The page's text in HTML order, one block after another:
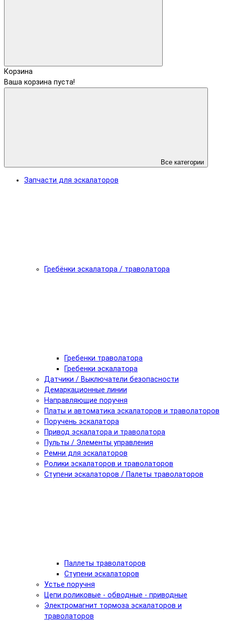
Корзина
Ваша корзина пуста!
Все категории
Запчасти для эскалаторов
Гребёнки эскалатора / траволатора
Гребенки траволатора
Гребенки эскалатора
Датчики / Выключатели безопасности
Демаркационные линии
Направляющие поручня
Платы и автоматика эскалаторов и траволаторов
Поручень эскалатора
Привод эскалатора и траволатора
Пульты / Элементы управления
Ремни для эскалаторов
Ролики эскалаторов и траволаторов
Ступени эскалаторов / Палеты траволаторов
Паллеты траволаторов
Ступени эскалаторов
Устье поручня
Цепи роликовые - обводные - приводные
Электромагнит тормоза эскалаторов и
траволаторов